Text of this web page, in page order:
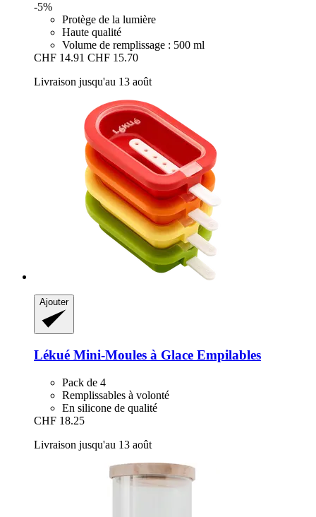
-5%
Protège de la lumière
Haute qualité
Volume de remplissage : 500 ml
CHF 14.91 CHF 15.70
Livraison jusqu'au 13 août
Ajouter
Lékué Mini-​Moules à Glace Empilables
Pack de 4
Remplissables à volonté
En silicone de qualité
CHF 18.25
Livraison jusqu'au 13 août